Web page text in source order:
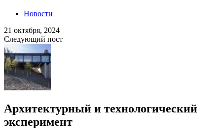
Новости
21 октября, 2024
Следующий пост
Архитектурный и технологический
эксперимент